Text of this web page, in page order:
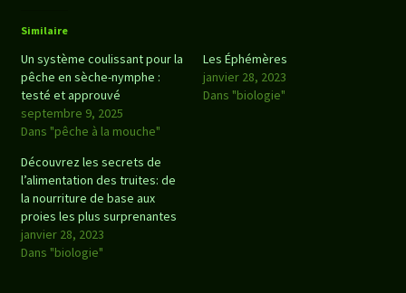
Similaire
Un système coulissant pour la
pêche en sèche-nymphe :
testé et approuvé
septembre 9, 2025
Dans "pêche à la mouche"
Les Éphémères
janvier 28, 2023
Dans "biologie"
Découvrez les secrets de
l’alimentation des truites: de
la nourriture de base aux
proies les plus surprenantes
janvier 28, 2023
Dans "biologie"